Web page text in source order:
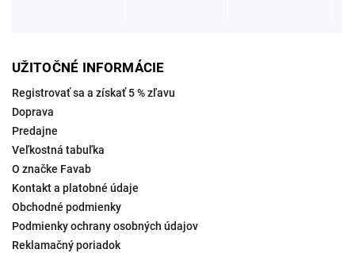
UŽITOČNÉ INFORMÁCIE
Registrovať sa a získať 5 % zľavu
Doprava
Predajne
Veľkostná tabuľka
O značke Favab
Kontakt a platobné údaje
Obchodné podmienky
Podmienky ochrany osobných údajov
Reklamačný poriadok